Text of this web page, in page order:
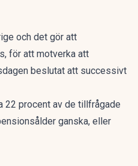
och det gör att
för att motverka att
beslutat att successivt
22 procent av de tillfrågade
ganska, eller